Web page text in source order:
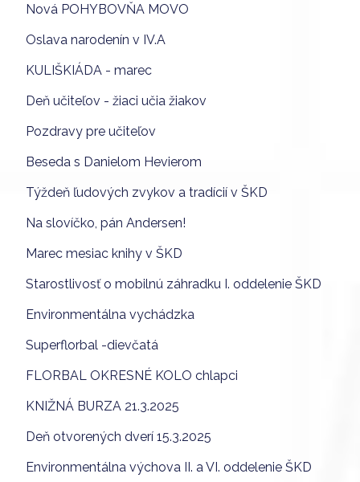
Nová POHYBOVŇA MOVO
Oslava narodenín v IV.A
KULIŠKIÁDA - marec
Deň učiteľov - žiaci učia žiakov
Pozdravy pre učiteľov
Beseda s Danielom Hevierom
Týždeň ľudových zvykov a tradícií v ŠKD
Na slovíčko, pán Andersen!
Marec mesiac knihy v ŠKD
Starostlivosť o mobilnú záhradku I. oddelenie ŠKD
Environmentálna vychádzka
Superflorbal -dievčatá
FLORBAL OKRESNÉ KOLO chlapci
KNIŽNÁ BURZA 21.3.2025
Deň otvorených dverí 15.3.2025
Environmentálna výchova II. a VI. oddelenie ŠKD